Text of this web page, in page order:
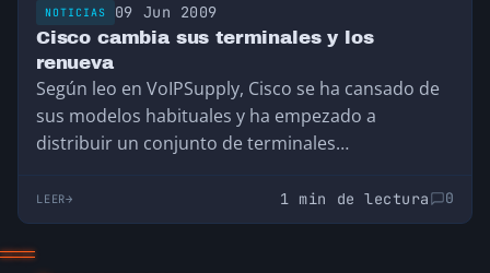
NOTICIAS 09 Jun 2009
Cisco cambia sus terminales y los
renueva
Según leo en VoIPSupply, Cisco se ha cansado de
sus modelos habituales y ha empezado a
distribuir un conjunto de terminales
LEER 1 min de lectura 0